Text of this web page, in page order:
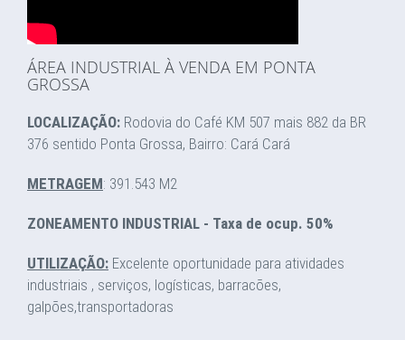
ÁREA INDUSTRIAL À VENDA EM PONTA
GROSSA
LOCALIZAÇÃO: Rodovia do Café KM 507 mais 882 da BR
376 sentido Ponta Grossa, Bairro: Cará Cará
METRAGEM: 391.543 M2
ZONEAMENTO INDUSTRIAL - Taxa de ocup. 50%
UTILIZAÇÃO: Excelente oportunidade para atividades
industriais , serviços, logísticas, barracões,
galpões,transportadoras